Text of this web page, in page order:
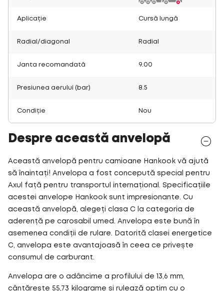
Aplicație Cursă lungă
Radial/diagonal Radial
Janta recomandată 9.00
Presiunea aerului (bar) 8.5
Condiție Nou
Despre această anvelopă
Această anvelopă pentru camioane Hankook vă ajută
să înaintați! Anvelopa a fost concepută special pentru
Axul față pentru transportul internațional. Specificațiile
acestei anvelope Hankook sunt impresionante. Cu
această anvelopă, alegeți clasa C la categoria de
aderență pe carosabil umed. Anvelopa este bună în
asemenea condiții de rulare. Datorită clasei energetice
C, anvelopa este avantajoasă în ceea ce privește
consumul de carburant.
Anvelopa are o adâncime a profilului de 13,6 mm,
cântărește 55,73 kilograme și rulează optim cu o